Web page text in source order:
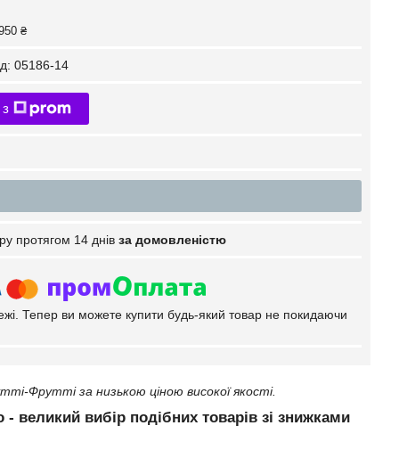
₴
05186-14
протягом 14 днів за домовленістю
Тепер ви можете купити будь-який товар не покидаючи
Фрутті за низькою ціною високої якості.
- великий вибір подібних товарів зі знижками